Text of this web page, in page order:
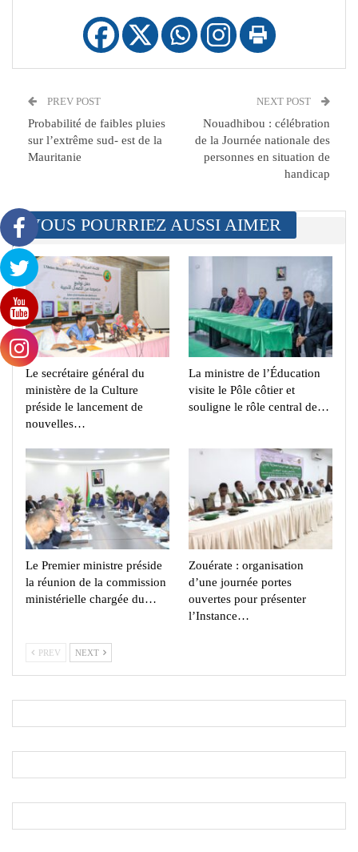
PREV POST
Probabilité de faibles pluies
sur l’extrême sud- est de la
Mauritanie
NEXT POST
Nouadhibou : célébration
de la Journée nationale des
personnes en situation de
handicap
VOUS POURRIEZ AUSSI AIMER
Le secrétaire général du
ministère de la Culture
préside le lancement de
nouvelles…
La ministre de l’Éducation
visite le Pôle côtier et
souligne le rôle central de…
Le Premier ministre préside
la réunion de la commission
ministérielle chargée du…
Zouérate : organisation
d’une journée portes
ouvertes pour présenter
l’Instance…
PREV NEXT